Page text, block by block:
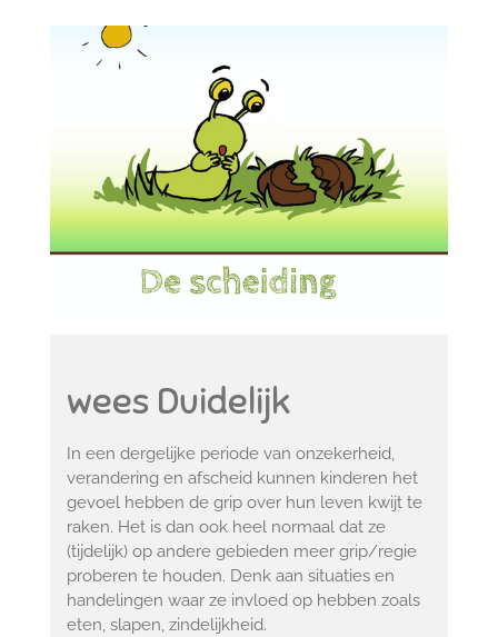
wees Duidelijk
In een dergelijke periode van onzekerheid,
verandering en afscheid kunnen kinderen het
gevoel hebben de grip over hun leven kwijt te
raken. Het is dan ook heel normaal dat ze
(tijdelijk) op andere gebieden meer grip/regie
proberen te houden. Denk aan situaties en
handelingen waar ze invloed op hebben zoals
eten, slapen, zindelijkheid.